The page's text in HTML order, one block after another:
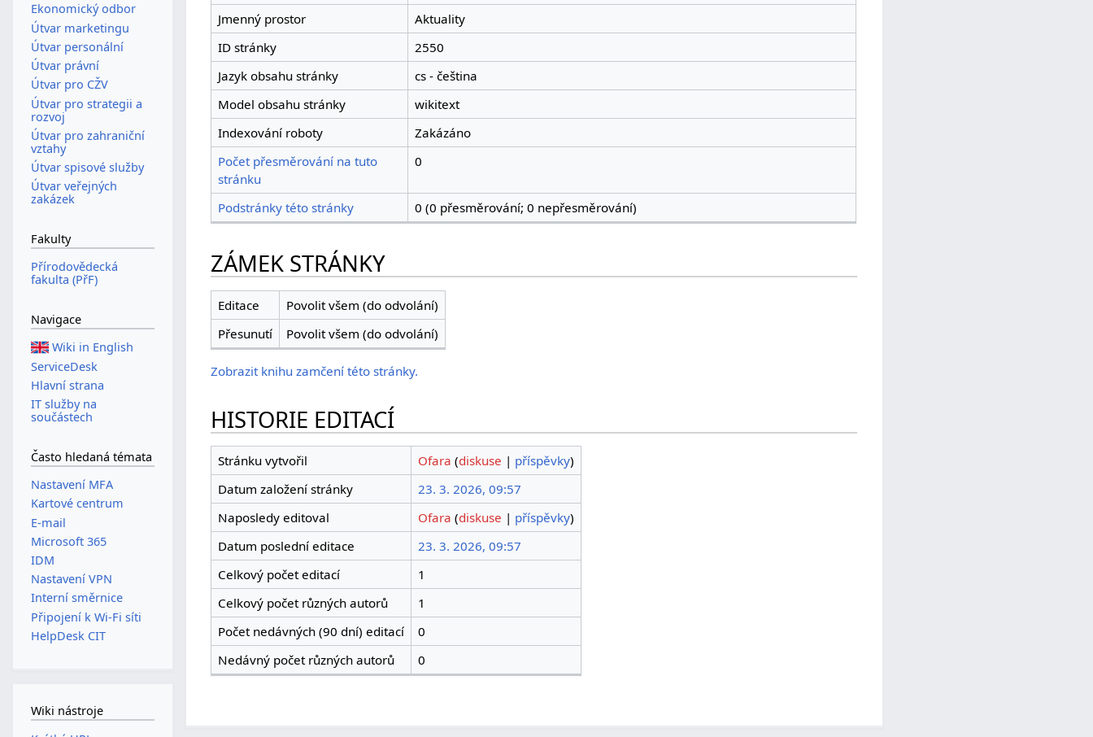
Jmenný prostor
Aktuality
ID stránky
2550
Jazyk obsahu stránky
cs - čeština
Model obsahu stránky
wikitext
Indexování roboty
Zakázáno
Počet přesměrování na tuto
stránku
0
Podstránky této stránky 0 (0 přesměrování; 0 nepřesměrování)
ZÁMEK STRÁNKY
Editace
Povolit všem (do odvolání)
Přesunutí
Povolit všem (do odvolání)
Zobrazit knihu zamčení této stránky.
HISTORIE EDITACÍ
Stránku vytvořil Ofara (diskuse | příspěvky)
Datum založení stránky
23. 3. 2026, 09:57
Naposledy editoval
Ofara (diskuse | příspěvky)
Datum poslední editace
23. 3. 2026, 09:57
Celkový počet editací
1
Celkový počet různých autorů
1
Počet nedávných (90 dní) editací
0
Nedávný počet různých autorů
0
Ekonomický odbor
Útvar marketingu
Útvar personální
Útvar právní
Útvar pro CŽV
Útvar pro strategii a
rozvoj
Útvar pro zahraniční
vztahy
Útvar spisové služby
Útvar veřejných
zakázek
Fakulty
Přírodovědecká
fakulta (PřF)
Navigace
Wiki in English
ServiceDesk
Hlavní strana
IT služby na
součástech
Často hledaná témata
Nastavení MFA
Kartové centrum
E-mail
Microsoft 365
IDM
Nastavení VPN
Interní směrnice
Připojení k Wi-Fi síti
HelpDesk CIT
Wiki nástroje